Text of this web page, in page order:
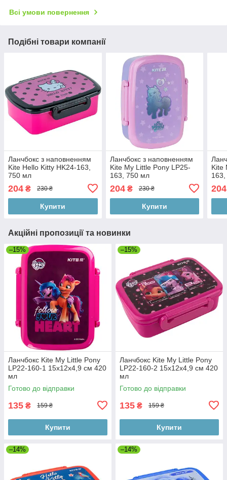
Всі умови повернення
Подібні товари компанії
Ланчбокс з наповненням
Kite Hello Kitty HK24-163,
750 мл
204 ₴ 230 ₴
Купити
Ланчбокс з наповненням
Kite My Little Pony LP25-
163, 750 мл
204₴ 230 ₴
Купити
Kite
204
Акційні пропозиції та новинки
–15%
Ланчбокс Kite My Little Pony
LP22-160-1 15х12х4,9 см 420
мл
Готово до відправки
135 ₴ 159 ₴
Купити
–15%
Ланчбокс Kite My Little Pony
LP22-160-2 15х12х4,9 см 420
мл
Готово до відправки
135 ₴ 159 ₴
Купити
–14% –14%